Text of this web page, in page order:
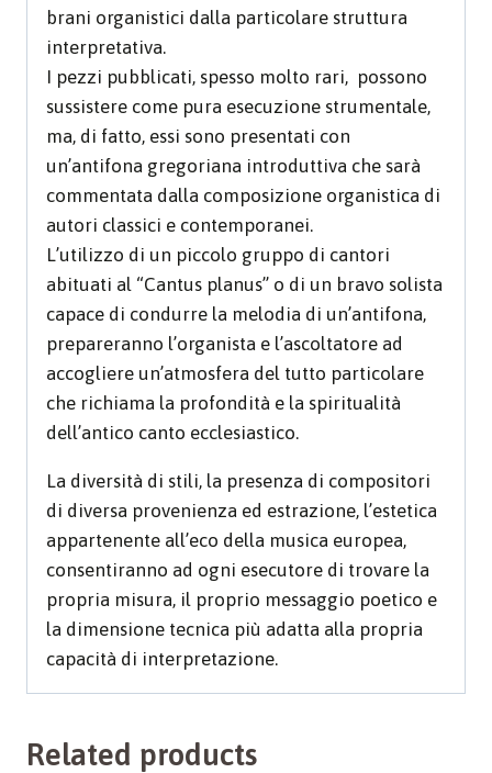
brani organistici dalla particolare struttura
interpretativa.
I pezzi pubblicati, spesso molto rari, possono
sussistere come pura esecuzione strumentale,
ma, di fatto, essi sono presentati con
un’antifona gregoriana introduttiva che sarà
commentata dalla composizione organistica di
autori classici e contemporanei.
L’utilizzo di un piccolo gruppo di cantori
abituati al “Cantus planus” o di un bravo solista
capace di condurre la melodia di un’antifona,
prepareranno l’organista e l’ascoltatore ad
accogliere un’atmosfera del tutto particolare
che richiama la profondità e la spiritualità
dell’antico canto ecclesiastico.
La diversità di stili, la presenza di compositori
di diversa provenienza ed estrazione, l’estetica
appartenente all’eco della musica europea,
consentiranno ad ogni esecutore di trovare la
propria misura, il proprio messaggio poetico e
la dimensione tecnica più adatta alla propria
capacità di interpretazione.
Related products